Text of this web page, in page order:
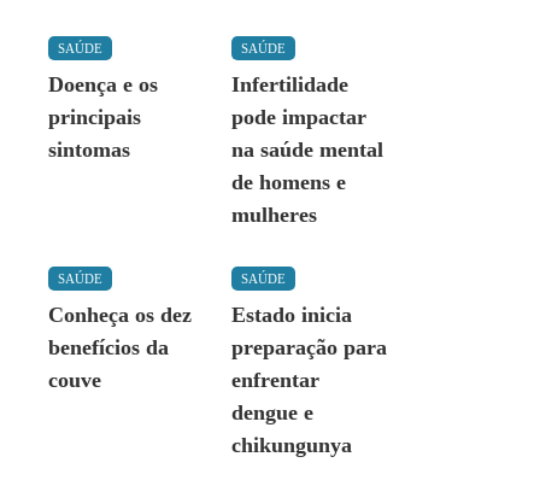
SAÚDE
Doença e os
principais
sintomas
SAÚDE
Infertilidade
pode impactar
na saúde mental
de homens e
mulheres
SAÚDE
Conheça os dez
benefícios da
couve
SAÚDE
Estado inicia
preparação para
enfrentar
dengue e
chikungunya